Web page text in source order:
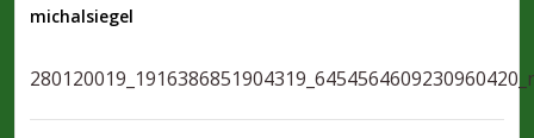
michalsiegel